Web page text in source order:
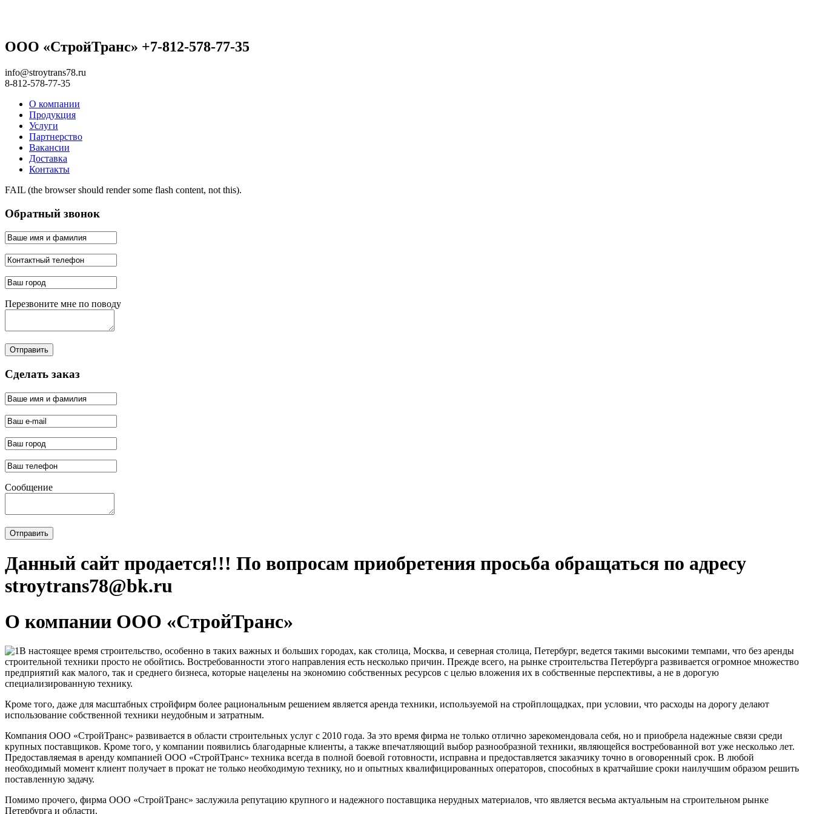
ООО «СтройТранс» +7-812-578-77-35
info@stroytrans78.ru
8-812-578-77-35
О компании
Продукция
Услуги
Партнерство
Вакансии
Доставка
Контакты
FAIL (the browser should render some flash content, not this).
Обратный звонок
Перезвоните мне по поводу
Отправить
Сделать заказ
Сообщение
Отправить
Данный сайт продается!!! По вопросам приобретения просьба обращаться по адресу
stroytrans78@bk.ru
О компании ООО «СтройТранс»
В настоящее время строительство, особенно в таких важных и больших городах, как столица, Москва, и северная столица, Петербург, ведется такими высокими темпами, что без аренды
строительной техники просто не обойтись. Востребованности этого направления есть несколько причин. Прежде всего, на рынке строительства Петербурга развивается огромное множество
предприятий как малого, так и среднего бизнеса, которые нацелены на экономию собственных ресурсов с целью вложения их в собственные перспективы, а не в дорогую
специализированную технику.
Кроме того, даже для масштабных стройфирм более рациональным решением является аренда техники, используемой на стройплощадках, при условии, что расходы на дорогу делают
использование собственной техники неудобным и затратным.
Компания ООО «СтройТранс» развивается в области строительных услуг с 2010 года. За это время фирма не только отлично зарекомендовала себя, но и приобрела надежные связи среди
крупных поставщиков. Кроме того, у компании появились благодарные клиенты, а также впечатляющий выбор разнообразной техники, являющейся востребованной вот уже несколько лет.
Предоставляемая в аренду компанией ООО «СтройТранс» техника всегда в полной боевой готовности, исправна и предоставляется заказчику точно в оговоренный срок. В любой
необходимый момент клиент получает в прокат не только необходимую технику, но и опытных квалифицированных операторов, способных в кратчайшие сроки наилучшим образом решить
поставленную задачу.
Помимо прочего, фирма ООО «СтройТранс» заслужила репутацию крупного и надежного поставщика нерудных материалов, что является весьма актуальным на строительном рынке
Петербурга и области.